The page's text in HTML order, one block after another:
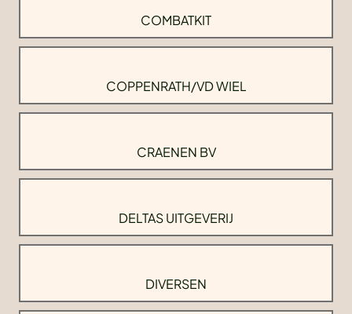
COMBATKIT
COPPENRATH/VD WIEL
CRAENEN BV
DELTAS UITGEVERIJ
DIVERSEN